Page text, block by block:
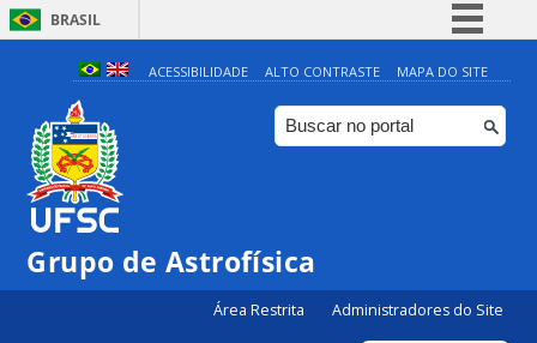
BRASIL
Simplifique!
Comunica BR
Participe
ACESSIBILIDADE ALTO CONTRASTE MAPA DO SITE
Grupo de Astrofísica
Área Restrita Administradores do Site